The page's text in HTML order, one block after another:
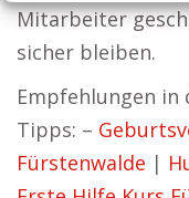
Mitarbeiter
sicher bleiben.
Empfehlungen in
Tipps: –
Fürstenwalde |